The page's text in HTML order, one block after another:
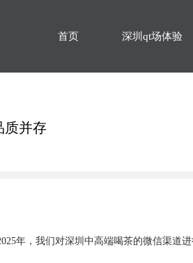
首页 深圳qt场体验
质并存
年，我们对深圳中高端喝茶的微信渠道